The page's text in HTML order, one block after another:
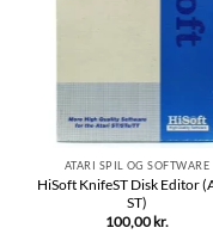
ATARI SPIL OG SOFTWARE
HiSoft KnifeST Disk Editor
ST)
100,00 kr.